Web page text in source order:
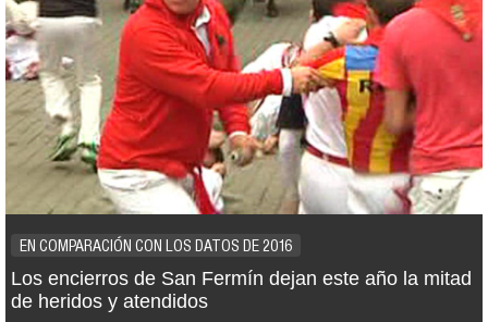
EN COMPARACIÓN CON LOS DATOS DE 2016
Los encierros de San Fermín dejan este año la mitad
de heridos y atendidos